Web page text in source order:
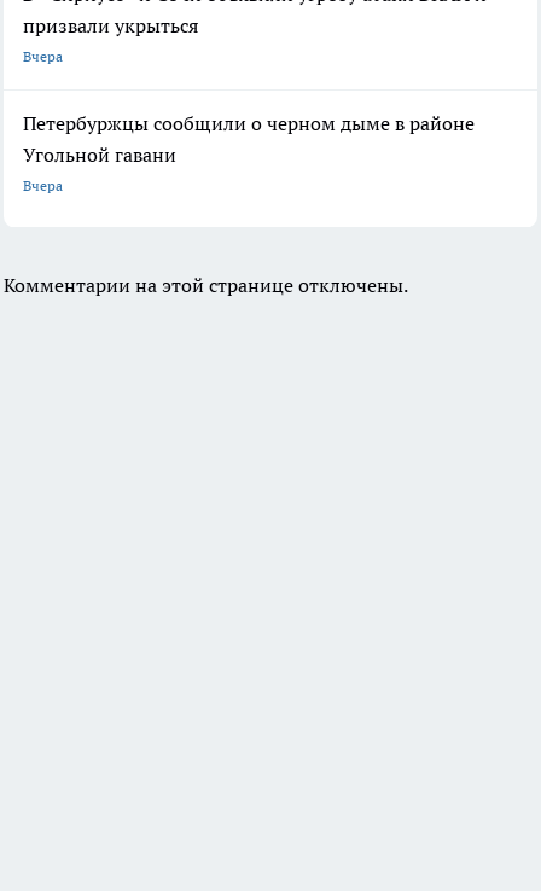
призвали укрыться
Вчера
Петербуржцы сообщили о черном дыме в районе
Угольной гавани
Вчера
Комментарии на этой странице отключены.